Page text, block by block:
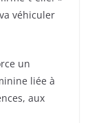
véhiculer
un
liée à
aux